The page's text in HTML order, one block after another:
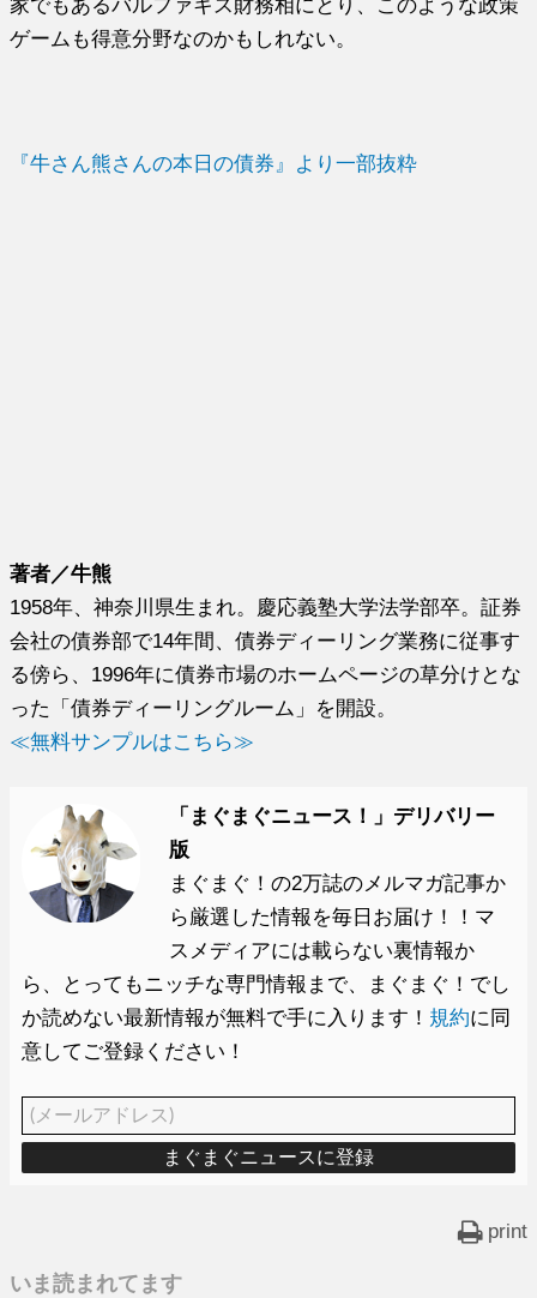
家でもあるバルファキス財務相にとり、このような政策
ゲームも得意分野なのかもしれない。
『牛さん熊さんの本日の債券』より一部抜粋
著者／牛熊
1958年、神奈川県生まれ。慶応義塾大学法学部卒。証券
会社の債券部で14年間、債券ディーリング業務に従事す
る傍ら、1996年に債券市場のホームページの草分けとな
った「債券ディーリングルーム」を開設。
≪無料サンプルはこちら≫
「まぐまぐニュース！」デリバリー
版
まぐまぐ！の2万誌のメルマガ記事か
ら厳選した情報を毎日お届け！！マ
スメディアには載らない裏情報か
ら、とってもニッチな専門情報まで、まぐまぐ！でし
か読めない最新情報が無料で手に入ります！ 規約に同
意してご登録ください！
print
いま読まれてます